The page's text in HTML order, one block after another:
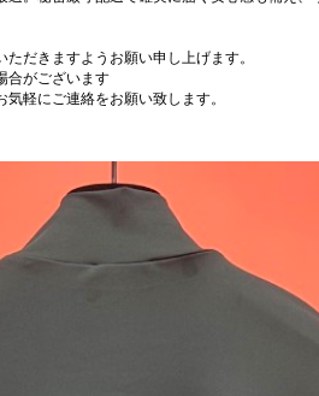
だきますようお願い申し上げます。
合がございます
軽にご連絡をお願い致します。